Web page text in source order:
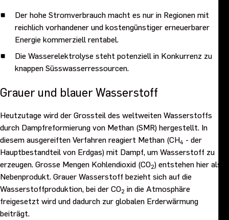
Der hohe Stromverbrauch macht es nur in Regionen mit
reichlich vorhandener und kostengünstiger erneuerbarer
Energie kommerziell rentabel.
Die Wasserelektrolyse steht potenziell in Konkurrenz zu
knappen Süsswasserressourcen.
Grauer und blauer Wasserstoff
Heutzutage wird der Grossteil des weltweiten Wasserstoffs
durch Dampfreformierung von Methan (SMR) hergestellt. In
diesem ausgereiften Verfahren reagiert Methan (CH4 - der
Hauptbestandteil von Erdgas) mit Dampf, um Wasserstoff zu
erzeugen. Grosse Mengen Kohlendioxid (CO2) entstehen hier als
Nebenprodukt. Grauer Wasserstoff bezieht sich auf die
Wasserstoffproduktion, bei der CO2 in die Atmosphäre
freigesetzt wird und dadurch zur globalen Erderwärmung
beiträgt.